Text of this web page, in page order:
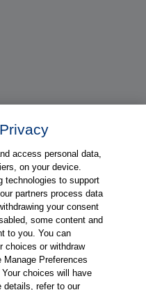
access personal data,
on your device.
technologies to support
partners process data
your consent
some content and
to you. You can
choices or withdraw
Preferences
choices will have
details, refer to our